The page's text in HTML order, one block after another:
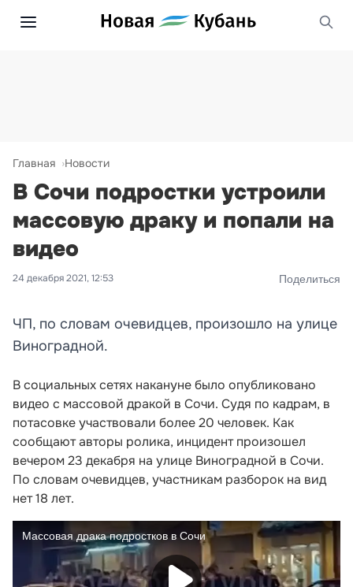
Главная Новости
В Сочи подростки устроили
массовую драку и попали на
видео
24 декабря 2021, 12:53 Поделиться
ЧП, по словам очевидцев, произошло на улице
Виноградной.
В социальных сетях накануне было опубликовано
видео с массовой дракой в Сочи. Судя по кадрам, в
потасовке участвовали более 20 человек. Как
сообщают авторы ролика, инцидент произошел
вечером 23 декабря на улице Виноградной в Сочи.
По словам очевидцев, участникам разборок на вид
нет 18 лет.